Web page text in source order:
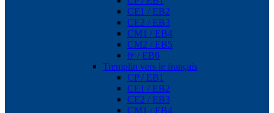
CE1 / EB2
CE2 / EB3
CM1 / EB4
CM2 / EB5
6ᵉ / EB6
Tremplin vers le français
CP / EB1
CE1 / EB2
CE2 / EB3
CM1 / EB4